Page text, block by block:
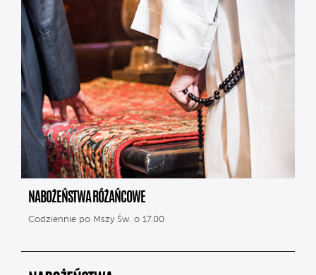
NABOŻEŃSTWA RÓŻAŃCOWE
Codziennie po Mszy Św. o 17.00